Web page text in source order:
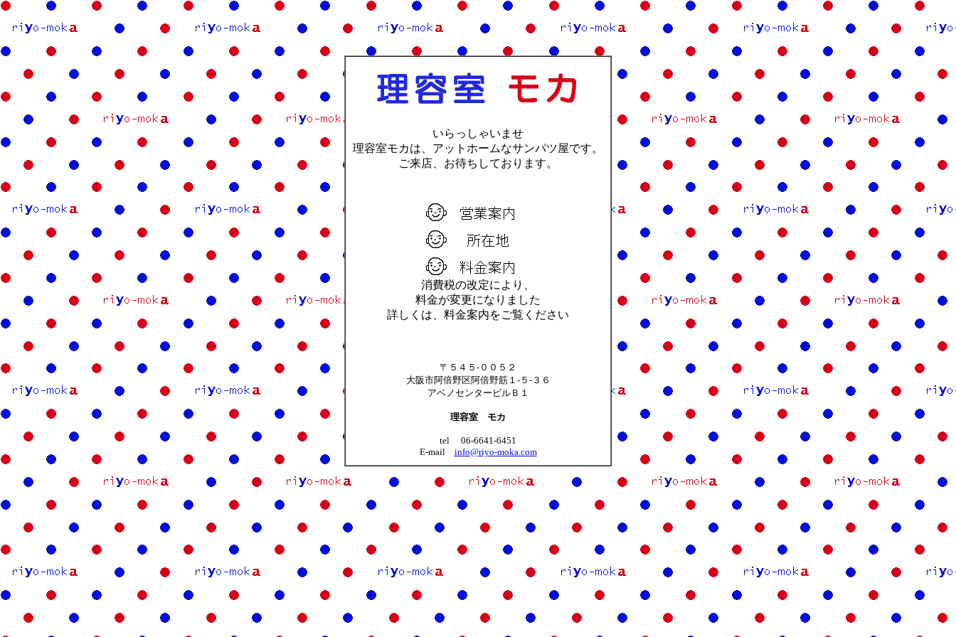
いらっしゃいませ
理容室モカは、アットホームなサンパツ屋です。
ご来店、お待ちしております。
消費税の改定により、
料金が変更になりました
詳しくは、料金案内をご覧ください
〒５４５-００５２
大阪市阿倍野区阿倍野筋１-５-３６
アベノセンタービルＢ１
理容室 モカ
tel 06-6641-6451
E-mail info@riyo-moka.com